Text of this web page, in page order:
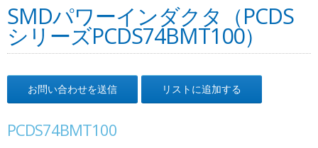
SMDパワーインダクタ（PCDS
シリーズPCDS74BMT100）
お問い合わせを送信 リストに追加する
PCDS74BMT100